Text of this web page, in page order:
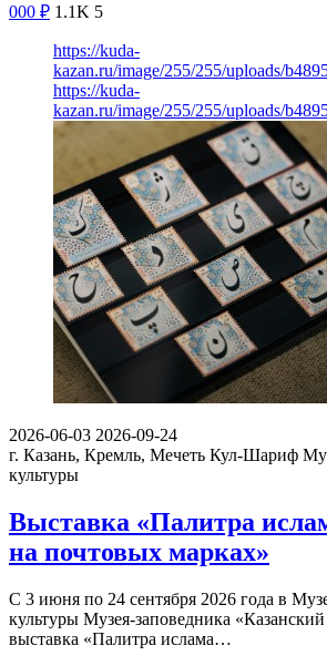
000 ₽ 1.1K 5
https://kuda-
kazan.ru/image/255/255/uploads/
https://kuda-
kazan.ru/image/255/255/uploads/
2026-06-03 2026-09-24
г. Казань, Кремль, Мечеть Кул-Шариф
культуры
Выставка «Палитра
на почтовых марках»
С 3 июня по 24 сентября 2026 года в
культуры Музея-заповедника
выставка «Палитра ислама…